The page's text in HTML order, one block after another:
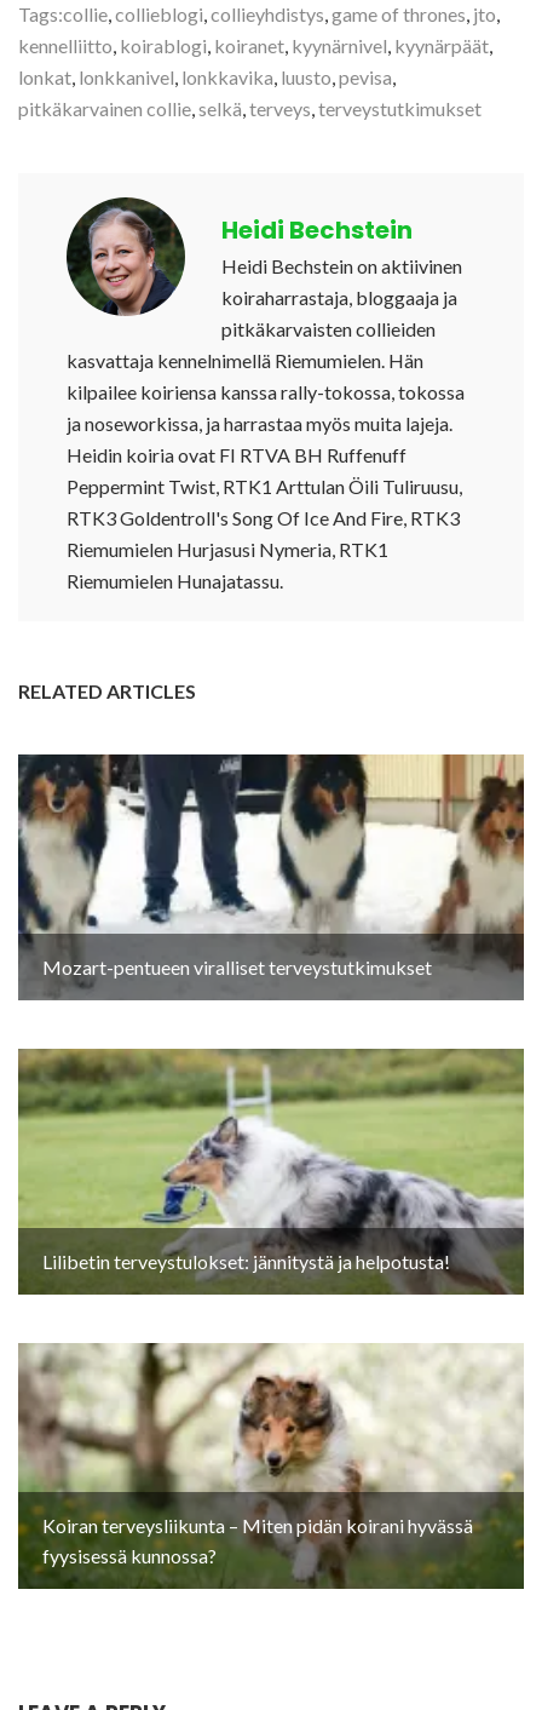
Tags:collie,collieblogi,collieyhdistys,game of thrones, jto,
kennelliitto, koirablogi, koiranet, kyynärnivel, kyynärpäät,
lonkat, lonkkanivel, lonkkavika, luusto,pevisa,
pitkäkarvainen collie,selkä,terveys,terveystutkimukset
Heidi Bechstein
Heidi Bechstein on aktiivinen
koiraharrastaja, bloggaaja ja
pitkäkarvaisten collieiden
kasvattaja kennelnimellä Riemumielen. Hän
kilpailee koiriensa kanssa rally-tokossa, tokossa
ja noseworkissa, ja harrastaa myös muita lajeja.
Heidin koiria ovat FI RTVA BH Ruffenuff
Peppermint Twist, RTK1 Arttulan Öili Tuliruusu,
RTK3 Goldentroll's Song Of Ice And Fire, RTK3
Riemumielen Hurjasusi Nymeria, RTK1
Riemumielen Hunajatassu.
RELATED ARTICLES
Mozart-pentueen viralliset terveystutkimukset
Lilibetin terveystulokset: jännitystä ja helpotusta!
Koiran terveysliikunta – Miten pidän koirani hyvässä
fyysisessä kunnossa?